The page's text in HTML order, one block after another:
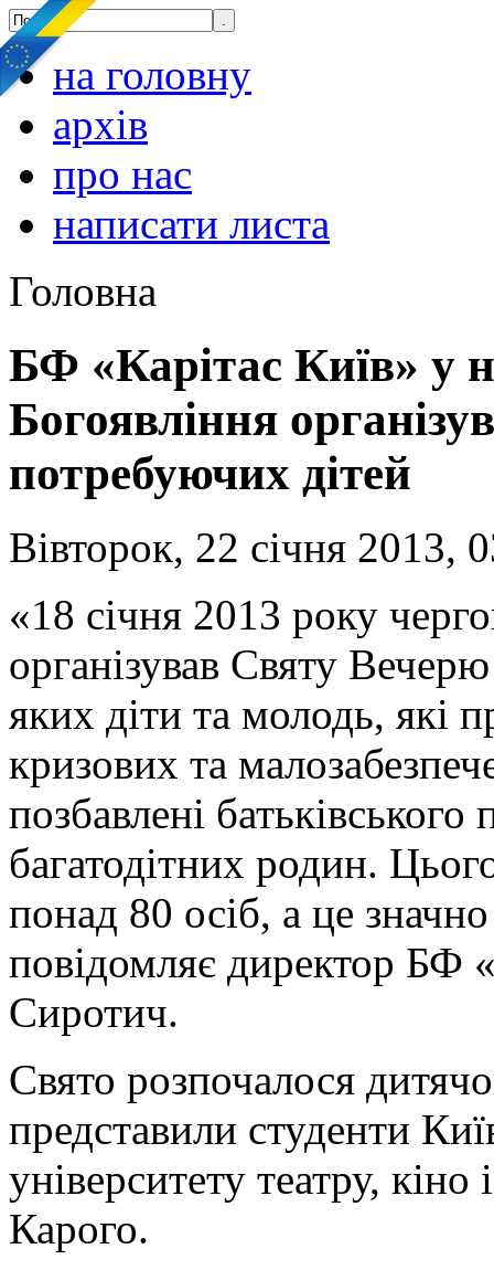
на головну
архів
про нас
написати листа
Головна
БФ «Карітас Київ» у
Богоявління
потребуючих дітей
Вівторок, 22 січня 2013,
«18 січня 2013 року
організував Святу
яких діти та молодь, які
кризових та
позбавлені батьківського
багатодітних родин.
понад 80 осіб, а це
повідомляє директор БФ
Сиротич.
Свято розпочалося
представили студенти
університету театру,
Карого.